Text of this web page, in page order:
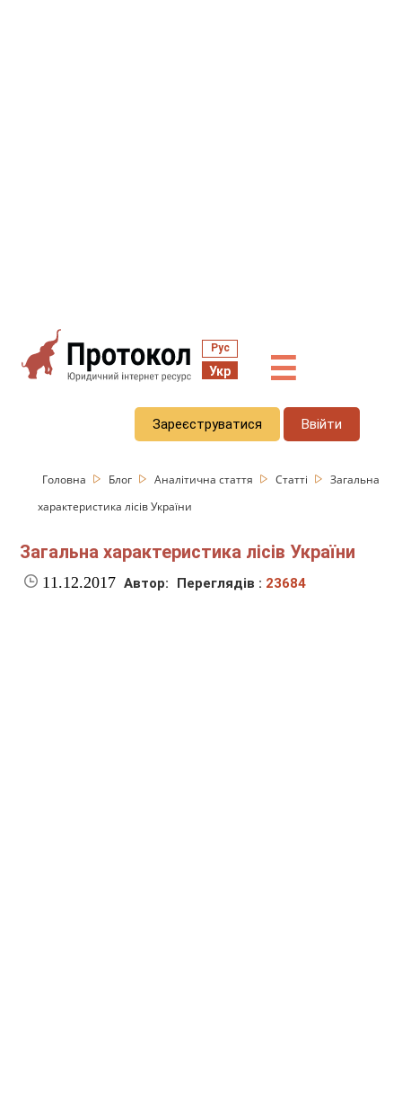
Рус
Укр ☰
Зареєструватися Ввійти
Головна Блог Аналітична стаття Статті
Загальна
характеристика лісів України
Загальна характеристика лісів України
11.12.2017 Автор: Переглядів : 23684